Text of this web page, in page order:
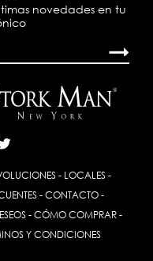
novedades en tu
- LOCALES -
- CONTACTO-
- CÓMO COMPRAR-
Y CONDICIONES